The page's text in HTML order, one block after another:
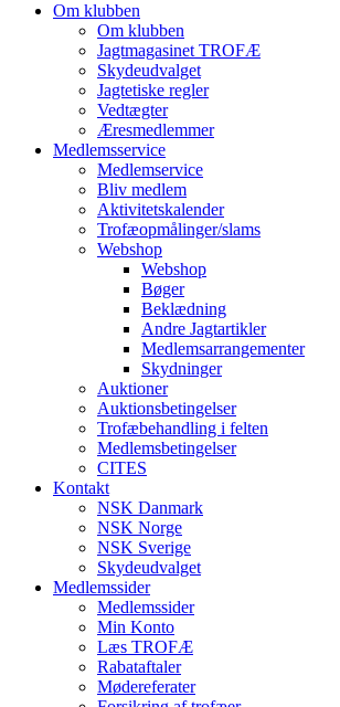
Om klubben
Om klubben
Jagtmagasinet TROFÆ
Skydeudvalget
Jagtetiske regler
Vedtægter
Æresmedlemmer
Medlemsservice
Medlemservice
Bliv medlem
Aktivitetskalender
Trofæopmålinger/slams
Webshop
Webshop
Bøger
Beklædning
Andre Jagtartikler
Medlemsarrangementer
Skydninger
Auktioner
Auktionsbetingelser
Trofæbehandling i felten
Medlemsbetingelser
CITES
Kontakt
NSK Danmark
NSK Norge
NSK Sverige
Skydeudvalget
Medlemssider
Medlemssider
Min Konto
Læs TROFÆ
Rabataftaler
Mødereferater